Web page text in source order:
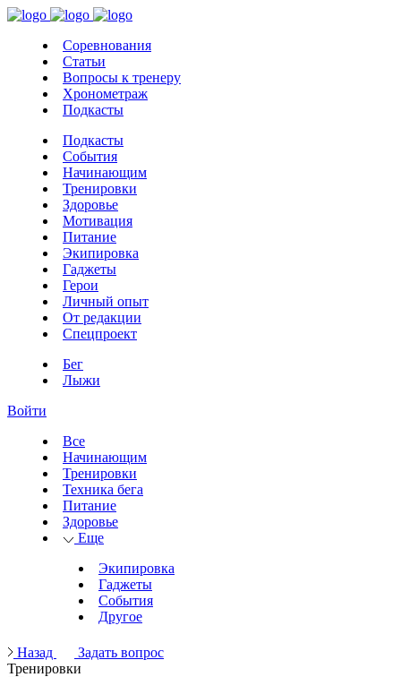
Соревнования
Статьи
Вопросы к тренеру
Хронометраж
Подкасты
Подкасты
События
Начинающим
Тренировки
Здоровье
Мотивация
Питание
Экипировка
Гаджеты
Герои
Личный опыт
От редакции
Спецпроект
Бег
Лыжи
Войти
Все
Начинающим
Тренировки
Техника бега
Питание
Здоровье
Еще
Экипировка
Гаджеты
События
Другое
Назад
Задать вопрос
Тренировки